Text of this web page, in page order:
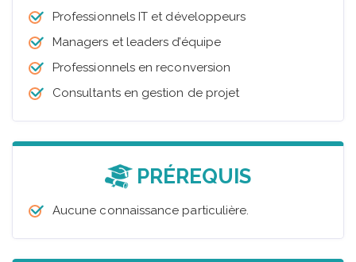
Professionnels IT et développeurs
Managers et leaders d’équipe
Professionnels en reconversion
Consultants en gestion de projet
PRÉREQUIS
Aucune connaissance particulière.